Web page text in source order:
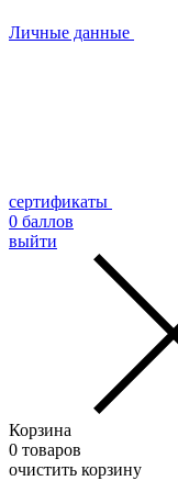
Личные данные
сертификаты
0 баллов
выйти
Корзина
0 товаров
очистить корзину